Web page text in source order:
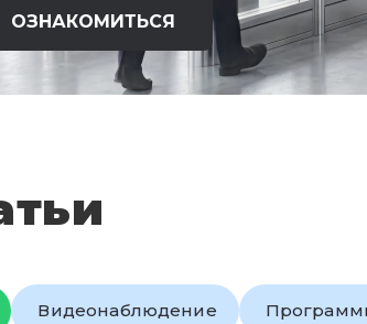
ОЗНАКОМИТЬСЯ
Видеонаблюдение